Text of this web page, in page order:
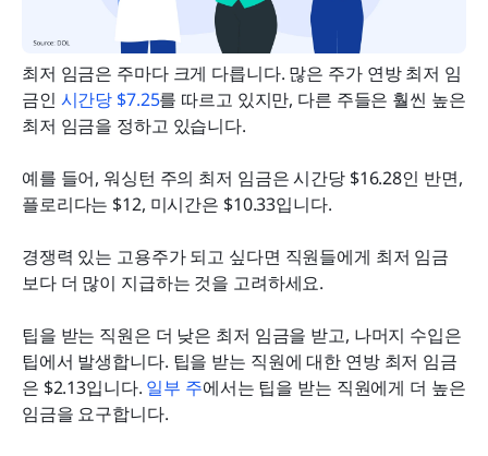
최저 임금은 주마다 크게 다릅니다. 많은 주가 연방 최저 임
금인 시간당 $7.25를 따르고 있지만, 다른 주들은 훨씬 높은
최저 임금을 정하고 있습니다.
예를 들어, 워싱턴 주의 최저 임금은 시간당 $16.28인 반면,
플로리다는 $12, 미시간은 $10.33입니다.
경쟁력 있는 고용주가 되고 싶다면 직원들에게 최저 임금
보다 더 많이 지급하는 것을 고려하세요.
팁을 받는 직원은 더 낮은 최저 임금을 받고, 나머지 수입은
팁에서 발생합니다. 팁을 받는 직원에 대한 연방 최저 임금
은 $2.13입니다. 일부 주에서는 팁을 받는 직원에게 더 높은
임금을 요구합니다.